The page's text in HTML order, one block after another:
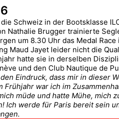
Schweiz in der Bootsklasse
Nathalie Brugger trainierte
um 8.30 Uhr das Medal
Maud Jayet leider nicht die
hatte sie in derselben
und den Club Nautique de
Eindruck, dass mir in dieser
Frühjahr war ich im
müde und hatte Mühe, mich
Ich werde für Paris bereit sein